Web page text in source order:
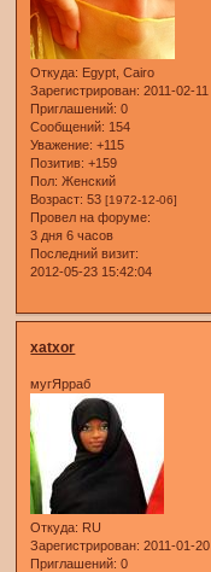
Откуда: Egypt, Cairo
Зарегистрирован: 2011-02-11
Приглашений: 0
Сообщений: 154
Уважение: +115
Позитив: +159
Пол: Женский
Возраст: 53[1972-12-06]
Провел на форуме:
3 дня 6 часов
Последний визит:
2012-05-23 15:42:04
xatxor
мугЯрраб
Откуда: RU
Зарегистрирован: 2011-01-20
Приглашений: 0